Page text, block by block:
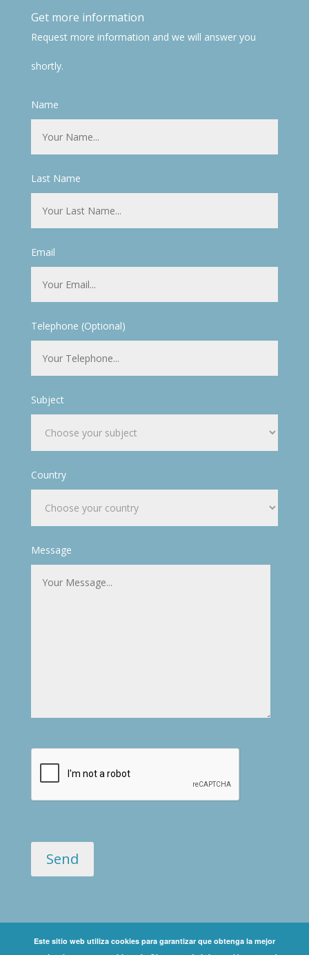
Get more information
Request more information and we will answer you
shortly.
Name
Last Name
Email
Telephone (Optional)
Subject
Country
Message
Este sitio web utiliza cookies para garantizar que obtenga la mejor